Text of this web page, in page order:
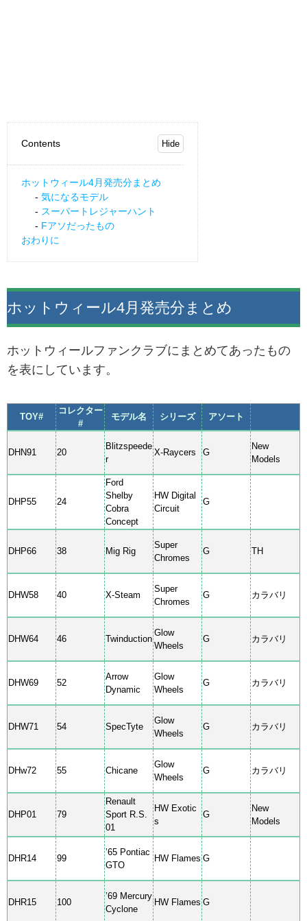
Contents
ホットウィール4月発売分まとめ
気になるモデル
スーパートレジャーハント
Fアソだったもの
おわりに
ホットウィール4月発売分まとめ
ホットウィールファンクラブにまとめてあったもの
を表にしています。
TOY#
コレクター
#
モデル名 シリーズ アソート
DHN91 20
Blitzspeede
r
X-Raycers G
New
Models
DHP55 24
Ford
Shelby
Cobra
Concept
HW Digital
Circuit
G
DHP66 38 Mig Rig
Super
Chromes
G TH
DHW58 40 X-Steam
Super
Chromes
G カラバリ
DHW64 46 Twinduction
Glow
Wheels
G カラバリ
DHW69 52
Arrow
Dynamic
Glow
Wheels
G カラバリ
DHW71 54 SpecTyte
Glow
Wheels
G カラバリ
DHw72 55 Chicane
Glow
Wheels
G カラバリ
DHP01 79
Renault
Sport R.S.
01
HW Exotic
s
G
New
Models
DHR14 99
’65 Pontiac
GTO
HW Flames G
DHR15 100
’69 Mercury
Cyclone
HW Flames G